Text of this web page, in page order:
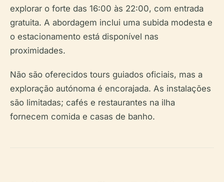
explorar o forte das 16:00 às 22:00, com entrada
gratuita. A abordagem inclui uma subida modesta e
o estacionamento está disponível nas
proximidades.
Não são oferecidos tours guiados oficiais, mas a
exploração autónoma é encorajada. As instalações
são limitadas; cafés e restaurantes na ilha
fornecem comida e casas de banho.